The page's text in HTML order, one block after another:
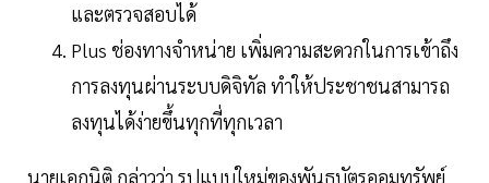
และตรวจสอบได้
Plus ช่องทางจำหน่าย เพิ่มความสะดวกในการเข้าถึง
การลงทุนผ่านระบบดิจิทัล ทำให้ประชาชนสามารถ
ลงทุนได้ง่ายขึ้นทุกที่ทุกเวลา
นายเอกนิติ กล่าวว่า รูปแบบใหม่ของพันธบัตรออมทรัพย์